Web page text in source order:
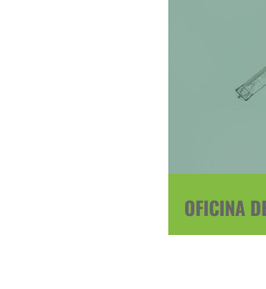
OFICINA